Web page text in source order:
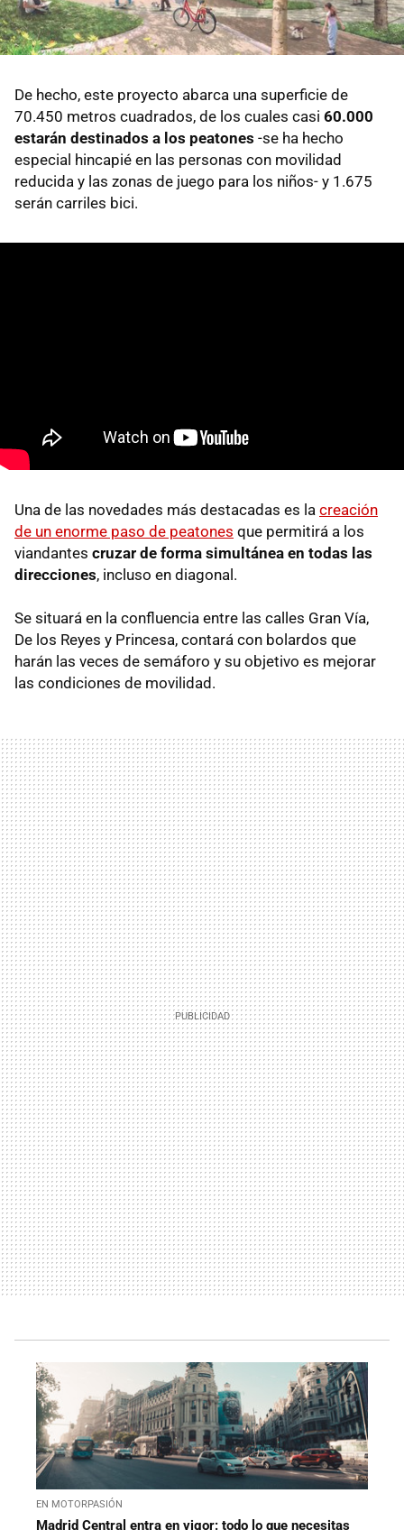
De hecho, este proyecto abarca una superficie de
70.450 metros cuadrados, de los cuales casi 60.000
estarán destinados a los peatones -se ha hecho
especial hincapié en las personas con movilidad
reducida y las zonas de juego para los niños- y 1.675
serán carriles bici.
Una de las novedades más destacadas es la creación
de un enorme paso de peatones que permitirá a los
viandantes cruzar de forma simultánea en todas las
direcciones, incluso en diagonal.
Se situará en la confluencia entre las calles Gran Vía,
De los Reyes y Princesa, contará con bolardos que
harán las veces de semáforo y su objetivo es mejorar
las condiciones de movilidad.
EN MOTORPASIÓN
Madrid Central entra en vigor: todo lo que necesitas